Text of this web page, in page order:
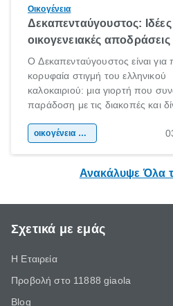
Οικογένεια
Δεκαπενταύγουστος: Ιδέες
οικογενειακές αποδράσεις
Ο Δεκαπενταύγουστος είναι για
κορυφαία στιγμή του ελληνικού
καλοκαιριού: μια γιορτή που
παράδοση με τις διακοπές και
χώρας. Είτε πρόκειται για λίγες
οικογένεια & παιδί
Ανακάλυψε Όλα
Σχετικά με εμάς
Η Εταιρεία
Προβολή στο 11888 giaola
Blog